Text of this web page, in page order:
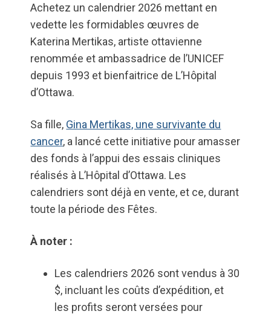
Achetez un calendrier 2026 mettant en
vedette les formidables œuvres de
Katerina Mertikas, artiste ottavienne
renommée et ambassadrice de l’UNICEF
depuis 1993 et bienfaitrice de L’Hôpital
d’Ottawa.
Sa fille, Gina Mertikas, une survivante du
cancer, a lancé cette initiative pour amasser
des fonds à l’appui des essais cliniques
réalisés à L’Hôpital d’Ottawa. Les
calendriers sont déjà en vente, et ce, durant
toute la période des Fêtes.
À noter :
Les calendriers 2026 sont vendus à 30
$, incluant les coûts d’expédition, et
les profits seront versées pour